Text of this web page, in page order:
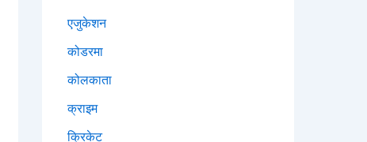
एजुकेशन
कोडरमा
कोलकाता
क्राइम
क्रिकेट